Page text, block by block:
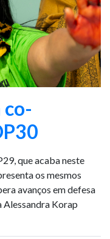
co-
que acaba neste
os mesmos
avanços em defesa
Alessandra Korap